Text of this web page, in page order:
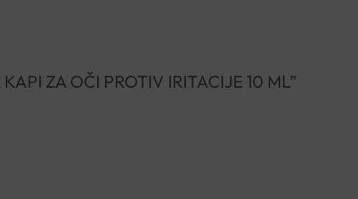
ZA OČI PROTIV IRITACIJE 10 ML”